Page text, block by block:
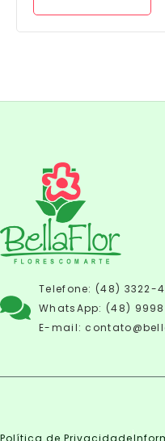
Telefone: (48) 3322-
WhatsApp: (48)
E-mail:
Política de Privacidade